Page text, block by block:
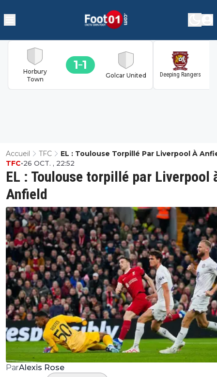
Horbury
Town
1 1
Golcar United Deeping Rangers
Accueil TFC EL : Toulouse Torpillé Par Liverpool À
EL : Toulouse torpillé par Liverpool
Anfield
TFC•26 OCT. , 22:52
ParAlexis Rose